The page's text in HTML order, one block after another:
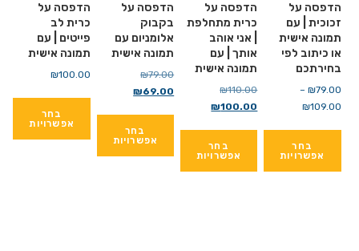
הדפסה על
זכוכית | עם
תמונה אישית
או כיתוב לפי
בחירתכם
₪79.00
–
₪109.00
טווח
מחירים:
עד
בחר
אפשרויות
הדפסה על
כרית מתחלפת
| אני אוהב
אותך | עם
תמונה אישית
₪110.00
המחיר
המקורי
היה:
₪110.00.
₪100.00
המחיר
הנוכחי
הוא:
₪100.00.
בחר
אפשרויות
הדפסה על
בקבוק
אלומניום עם
תמונה אישית
₪79.00
המחיר
המקורי
היה:
₪79.00.
₪69.00
המחיר
הנוכחי
הוא:
₪69.00.
בחר
אפשרויות
הדפסה על
כרית לב
פייטים | עם
תמונה אישית
₪100.00
בחר
אפשרויות